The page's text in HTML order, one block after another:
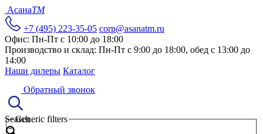
АсанаTM
+7 (495) 223-35-05 corp@asanatm.ru
Офис: Пн-Пт с 10:00 до 18:00
Производство и склад: Пн-Пт с 9:00 до 18:00, обед с 13:00 до
14:00
Наши дилеры Каталог
Обратный звонок
Search
Generic filters